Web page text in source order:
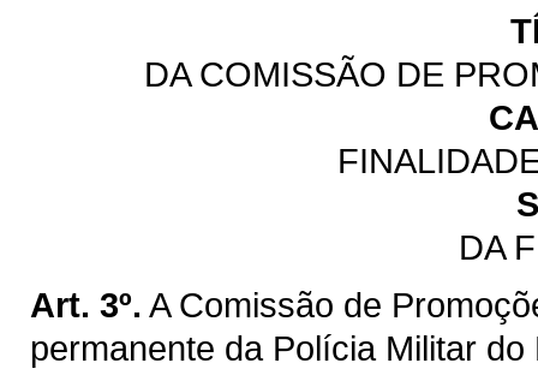
DA COMISSÃO DE
DA
Art. 3º. A Comissão de
permanente da Polícia Militar